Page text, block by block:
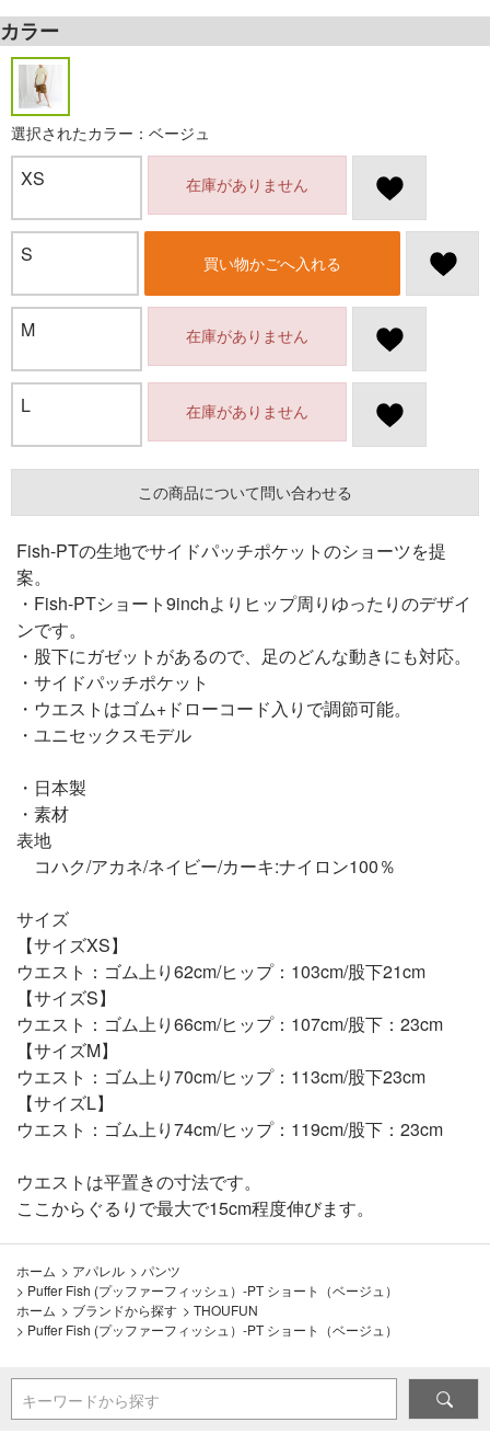
カラー
選択されたカラー：ベージュ
XS 在庫がありません
S 買い物かごへ入れる
M 在庫がありません
L 在庫がありません
この商品について問い合わせる
Fish-PTの生地でサイドパッチポケットのショーツを提
案。
・Fish-PTショート9inchよりヒップ周りゆったりのデザイ
ンです。
・股下にガゼットがあるので、足のどんな動きにも対応。
・サイドパッチポケット
・ウエストはゴム+ドローコード入りで調節可能。
・ユニセックスモデル
・日本製
・素材
表地
コハク/アカネ/ネイビー/カーキ:ナイロン100％
サイズ
【サイズXS】
ウエスト：ゴム上り62cm/ヒップ：103cm/股下21cm
【サイズS】
ウエスト：ゴム上り66cm/ヒップ：107cm/股下：23cm
【サイズM】
ウエスト：ゴム上り70cm/ヒップ：113cm/股下23cm
【サイズL】
ウエスト：ゴム上り74cm/ヒップ：119cm/股下：23cm
ウエストは平置きの寸法です。
ここからぐるりで最大で15cm程度伸びます。
ホーム > アパレル > パンツ
> Puffer Fish (プッファーフィッシュ）-PT ショート（ベージュ）
ホーム > ブランドから探す > THOUFUN
> Puffer Fish (プッファーフィッシュ）-PT ショート（ベージュ）
キーワードから探す